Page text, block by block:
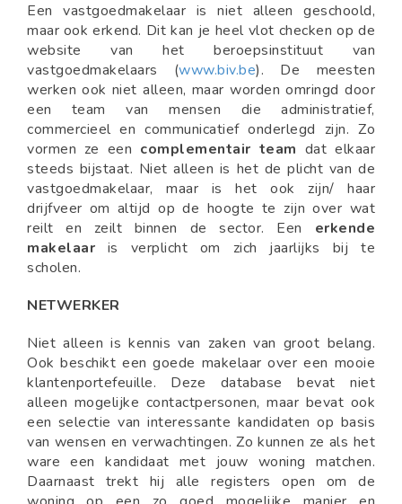
Een vastgoedmakelaar is niet alleen geschoold,
maar ook erkend. Dit kan je heel vlot checken op de
website van het beroepsinstituut van
vastgoedmakelaars (www.biv.be). De meesten
werken ook niet alleen, maar worden omringd door
een team van mensen die administratief,
commercieel en communicatief onderlegd zijn. Zo
vormen ze een complementair team dat elkaar
steeds bijstaat. Niet alleen is het de plicht van de
vastgoedmakelaar, maar is het ook zijn/ haar
drijfveer om altijd op de hoogte te zijn over wat
reilt en zeilt binnen de sector. Een erkende
makelaar is verplicht om zich jaarlijks bij te
scholen.
NETWERKER
Niet alleen is kennis van zaken van groot belang.
Ook beschikt een goede makelaar over een mooie
klantenportefeuille. Deze database bevat niet
alleen mogelijke contactpersonen, maar bevat ook
een selectie van interessante kandidaten op basis
van wensen en verwachtingen. Zo kunnen ze als het
ware een kandidaat met jouw woning matchen.
Daarnaast trekt hij alle registers open om de